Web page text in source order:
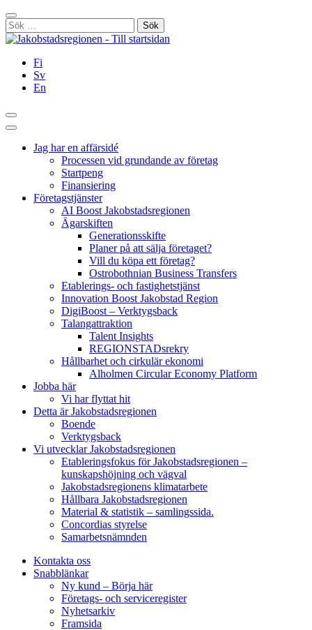
Hoppa
till
innehållet
Stäng
Sök
efter:
Fi
Sv
En
Sök
Huvudmeny
Jag har en affärsidé
Processen vid grundande av företag
Startpeng
Finansiering
Företagstjänster
AI Boost Jakobstadsregionen
Ägarskiften
Generationsskifte
Planer på att sälja företaget?
Vill du köpa ett företag?
Ostrobothnian Business Transfers
Etablerings- och fastighetstjänst
Innovation Boost Jakobstad Region
DigiBoost – Verktygsback
Talangattraktion
Talent Insights
REGIONSTADsrekry
Hållbarhet och cirkulär ekonomi
Alholmen Circular Economy Platform
Jobba här
Vi har flyttat hit
Detta är Jakobstadsregionen
Boende
Verktygsback
Vi utvecklar Jakobstadsregionen
Etableringsfokus för Jakobstadsregionen –
kunskapshöjning och vägval
Jakobstadsregionens klimatarbete
Hållbara Jakobstadsregionen
Material & statistik – samlingssida.
Concordias styrelse
Samarbetsnämnden
Kontakta oss
Snabblänkar
Ny kund – Börja här
Företags- och serviceregister
Nyhetsarkiv
Framsida